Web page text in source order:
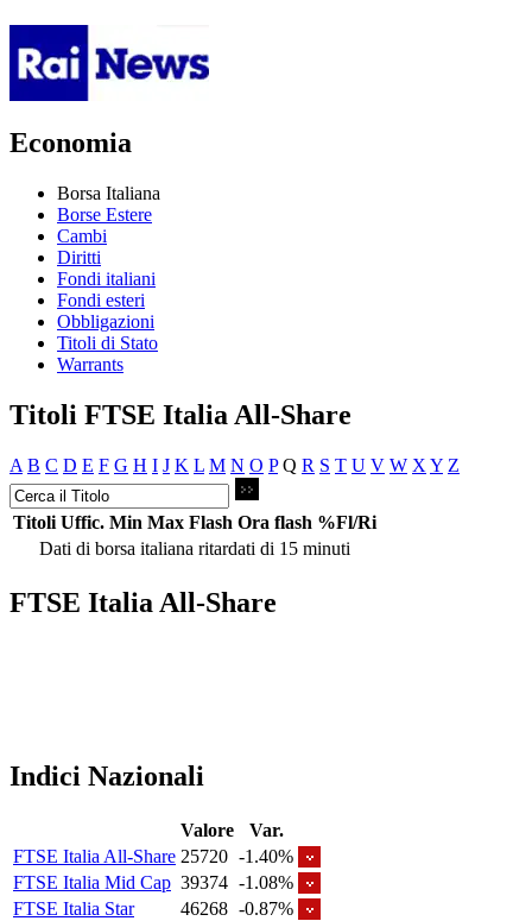
Economia
Borsa Italiana
Borse Estere
Cambi
Diritti
Fondi italiani
Fondi esteri
Obbligazioni
Titoli di Stato
Warrants
Titoli FTSE Italia All-Share
A B C D E F G H I J K L M N O P Q R S T U V W X Y Z
Titoli Uffic. Min Max Flash Ora flash %Fl/Ri
Dati di borsa italiana ritardati di 15 minuti
FTSE Italia All-Share
Indici Nazionali
Valore
Var.
FTSE Italia All-Share 25720 -1.40%
FTSE Italia Mid Cap 39374 -1.08%
FTSE Italia Star
46268 -0.87%